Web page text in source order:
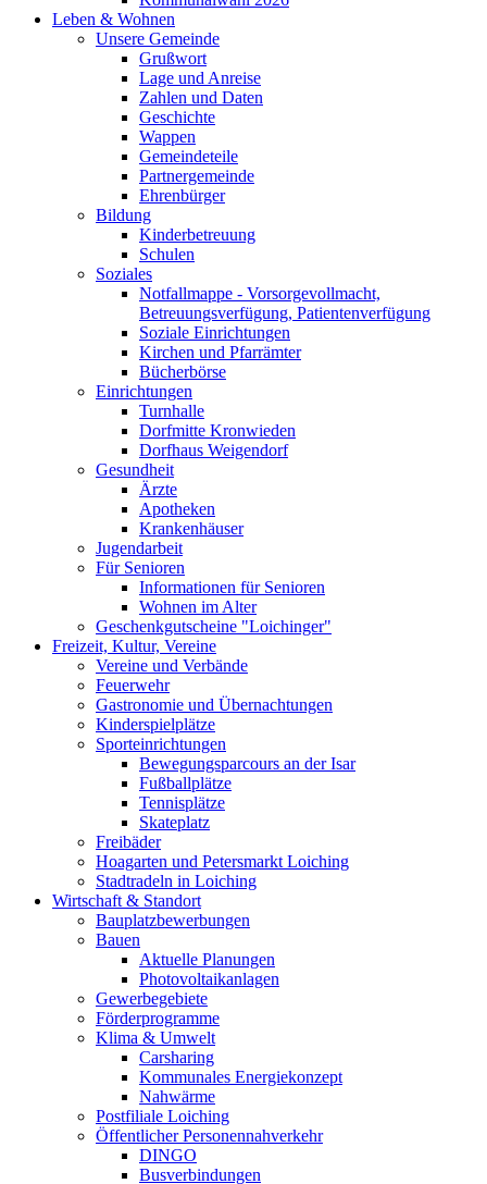
Leben & Wohnen
Unsere Gemeinde
Grußwort
Lage und Anreise
Zahlen und Daten
Geschichte
Wappen
Gemeindeteile
Partnergemeinde
Ehrenbürger
Bildung
Kinderbetreuung
Schulen
Soziales
Notfallmappe - Vorsorgevollmacht,
Betreuungsverfügung, Patientenverfügung
Soziale Einrichtungen
Kirchen und Pfarrämter
Bücherbörse
Einrichtungen
Turnhalle
Dorfmitte Kronwieden
Dorfhaus Weigendorf
Gesundheit
Ärzte
Apotheken
Krankenhäuser
Jugendarbeit
Für Senioren
Informationen für Senioren
Wohnen im Alter
Geschenkgutscheine "Loichinger"
Freizeit, Kultur, Vereine
Vereine und Verbände
Feuerwehr
Gastronomie und Übernachtungen
Kinderspielplätze
Sporteinrichtungen
Bewegungsparcours an der Isar
Fußballplätze
Tennisplätze
Skateplatz
Freibäder
Hoagarten und Petersmarkt Loiching
Stadtradeln in Loiching
Wirtschaft & Standort
Bauplatzbewerbungen
Bauen
Aktuelle Planungen
Photovoltaikanlagen
Gewerbegebiete
Förderprogramme
Klima & Umwelt
Carsharing
Kommunales Energiekonzept
Nahwärme
Postfiliale Loiching
Öffentlicher Personennahverkehr
DINGO
Busverbindungen